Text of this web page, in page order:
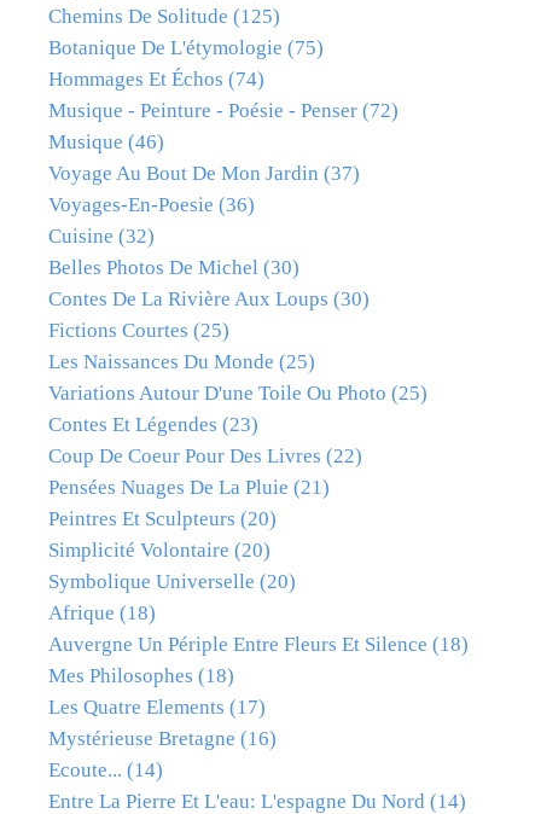
Chemins De Solitude (125)
Botanique De L'étymologie (75)
Hommages Et Échos (74)
Musique - Peinture - Poésie - Penser (72)
Musique (46)
Voyage Au Bout De Mon Jardin (37)
Voyages-En-Poesie (36)
Cuisine (32)
Belles Photos De Michel (30)
Contes De La Rivière Aux Loups (30)
Fictions Courtes (25)
Les Naissances Du Monde (25)
Variations Autour D'une Toile Ou Photo (25)
Contes Et Légendes (23)
Coup De Coeur Pour Des Livres (22)
Pensées Nuages De La Pluie (21)
Peintres Et Sculpteurs (20)
Simplicité Volontaire (20)
Symbolique Universelle (20)
Afrique (18)
Auvergne Un Périple Entre Fleurs Et Silence (18)
Mes Philosophes (18)
Les Quatre Elements (17)
Mystérieuse Bretagne (16)
Ecoute... (14)
Entre La Pierre Et L'eau: L'espagne Du Nord (14)